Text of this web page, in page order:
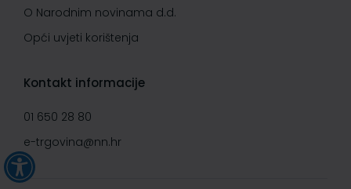
O Narodnim novinama d.d.
Opći uvjeti korištenja
Kontakt informacije
01 650 28 80
e-trgovina@nn.hr